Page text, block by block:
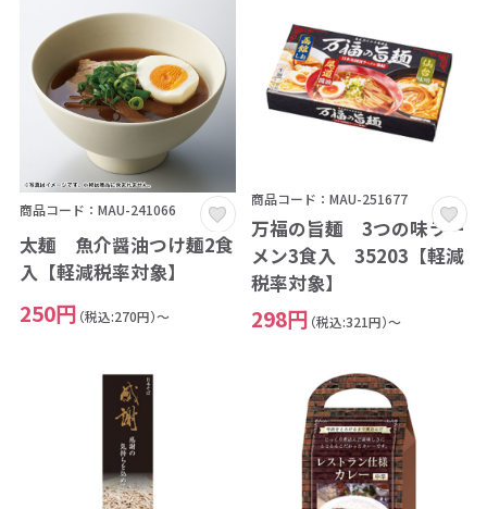
商品コード：MAU-241066
太麺 魚介醤油つけ麺2食
入【軽減税率対象】
250円 （税込:270円）～
商品コード：MAU-251677
万福の旨麺 3つの味ラー
メン3食入 35203【軽減
税率対象】
298円 （税込:321円）～